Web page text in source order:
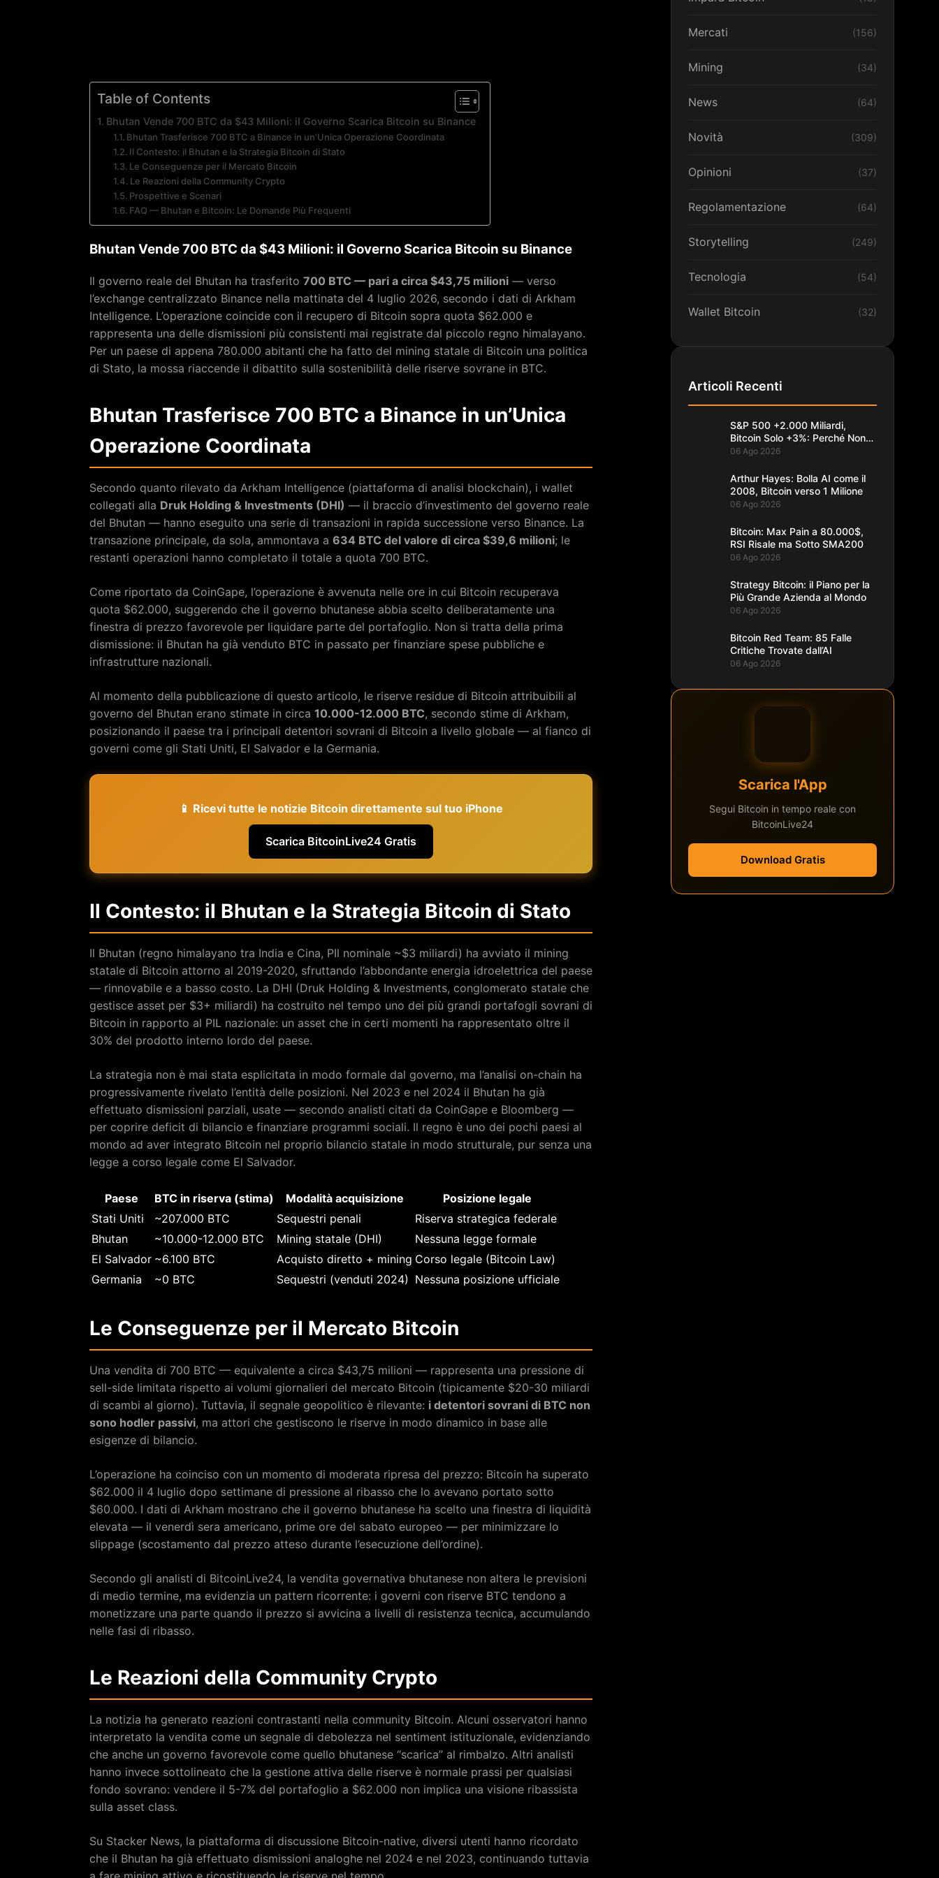
Table of Contents
Bhutan Vende 700 BTC da $43 Milioni: il Governo Scarica Bitcoin su Binance
Bhutan Trasferisce 700 BTC a Binance in un’Unica Operazione Coordinata
Il Contesto: il Bhutan e la Strategia Bitcoin di Stato
Le Conseguenze per il Mercato Bitcoin
Le Reazioni della Community Crypto
Prospettive e Scenari
FAQ — Bhutan e Bitcoin: Le Domande Più Frequenti
Bhutan Vende 700 BTC da $43 Milioni: il Governo Scarica Bitcoin su Binance
Il governo reale del Bhutan ha trasferito 700 BTC — pari a circa $43,75 milioni — verso
l’exchange centralizzato Binance nella mattinata del 4 luglio 2026, secondo i dati di Arkham
Intelligence. L’operazione coincide con il recupero di Bitcoin sopra quota $62.000 e
rappresenta una delle dismissioni più consistenti mai registrate dal piccolo regno himalayano.
Per un paese di appena 780.000 abitanti che ha fatto del mining statale di Bitcoin una politica
di Stato, la mossa riaccende il dibattito sulla sostenibilità delle riserve sovrane in BTC.
Bhutan Trasferisce 700 BTC a Binance in un’Unica
Operazione Coordinata
Secondo quanto rilevato da Arkham Intelligence (piattaforma di analisi blockchain), i wallet
collegati alla Druk Holding & Investments (DHI) — il braccio d’investimento del governo reale
del Bhutan — hanno eseguito una serie di transazioni in rapida successione verso Binance. La
transazione principale, da sola, ammontava a 634 BTC del valore di circa $39,6 milioni; le
restanti operazioni hanno completato il totale a quota 700 BTC.
Come riportato da CoinGape, l’operazione è avvenuta nelle ore in cui Bitcoin recuperava
quota $62.000, suggerendo che il governo bhutanese abbia scelto deliberatamente una
finestra di prezzo favorevole per liquidare parte del portafoglio. Non si tratta della prima
dismissione: il Bhutan ha già venduto BTC in passato per finanziare spese pubbliche e
infrastrutture nazionali.
Al momento della pubblicazione di questo articolo, le riserve residue di Bitcoin attribuibili al
governo del Bhutan erano stimate in circa 10.000-12.000 BTC, secondo stime di Arkham,
posizionando il paese tra i principali detentori sovrani di Bitcoin a livello globale — al fianco di
governi come gli Stati Uniti, El Salvador e la Germania.
📱 Ricevi tutte le notizie Bitcoin direttamente sul tuo iPhone
Scarica BitcoinLive24 Gratis
Il Contesto: il Bhutan e la Strategia Bitcoin di Stato
Il Bhutan (regno himalayano tra India e Cina, PIl nominale ~$3 miliardi) ha avviato il mining
statale di Bitcoin attorno al 2019-2020, sfruttando l’abbondante energia idroelettrica del paese
— rinnovabile e a basso costo. La DHI (Druk Holding & Investments, conglomerato statale che
gestisce asset per $3+ miliardi) ha costruito nel tempo uno dei più grandi portafogli sovrani di
Bitcoin in rapporto al PIL nazionale: un asset che in certi momenti ha rappresentato oltre il
30% del prodotto interno lordo del paese.
La strategia non è mai stata esplicitata in modo formale dal governo, ma l’analisi on-chain ha
progressivamente rivelato l’entità delle posizioni. Nel 2023 e nel 2024 il Bhutan ha già
effettuato dismissioni parziali, usate — secondo analisti citati da CoinGape e Bloomberg —
per coprire deficit di bilancio e finanziare programmi sociali. Il regno è uno dei pochi paesi al
mondo ad aver integrato Bitcoin nel proprio bilancio statale in modo strutturale, pur senza una
legge a corso legale come El Salvador.
Paese BTC in riserva (stima) Modalità acquisizione
Posizione legale
Stati Uniti
~207.000 BTC Sequestri penali
Riserva strategica federale
Bhutan
~10.000-12.000 BTC Mining statale (DHI)
Nessuna legge formale
El Salvador ~6.100 BTC Acquisto diretto + mining Corso legale (Bitcoin Law)
Germania
~0 BTC Sequestri (venduti 2024) Nessuna posizione ufficiale
Le Conseguenze per il Mercato Bitcoin
Una vendita di 700 BTC — equivalente a circa $43,75 milioni — rappresenta una pressione di
sell-side limitata rispetto ai volumi giornalieri del mercato Bitcoin (tipicamente $20-30 miliardi
di scambi al giorno). Tuttavia, il segnale geopolitico è rilevante: i detentori sovrani di BTC non
sono hodler passivi, ma attori che gestiscono le riserve in modo dinamico in base alle
esigenze di bilancio.
L’operazione ha coinciso con un momento di moderata ripresa del prezzo: Bitcoin ha superato
$62.000 il 4 luglio dopo settimane di pressione al ribasso che lo avevano portato sotto
$60.000. I dati di Arkham mostrano che il governo bhutanese ha scelto una finestra di liquidità
elevata — il venerdì sera americano, prime ore del sabato europeo — per minimizzare lo
slippage (scostamento dal prezzo atteso durante l’esecuzione dell’ordine).
Secondo gli analisti di BitcoinLive24, la vendita governativa bhutanese non altera le previsioni
di medio termine, ma evidenzia un pattern ricorrente: i governi con riserve BTC tendono a
monetizzare una parte quando il prezzo si avvicina a livelli di resistenza tecnica, accumulando
nelle fasi di ribasso.
Le Reazioni della Community Crypto
La notizia ha generato reazioni contrastanti nella community Bitcoin. Alcuni osservatori hanno
interpretato la vendita come un segnale di debolezza nel sentiment istituzionale, evidenziando
che anche un governo favorevole come quello bhutanese “scarica” al rimbalzo. Altri analisti
hanno invece sottolineato che la gestione attiva delle riserve è normale prassi per qualsiasi
fondo sovrano: vendere il 5-7% del portafoglio a $62.000 non implica una visione ribassista
sulla asset class.
Su Stacker News, la piattaforma di discussione Bitcoin-native, diversi utenti hanno ricordato
che il Bhutan ha già effettuato dismissioni analoghe nel 2024 e nel 2023, continuando tuttavia
Mercati (156)
Mining (34)
News (64)
Novità (309)
Opinioni (37)
Regolamentazione (64)
Storytelling (249)
Tecnologia (54)
Wallet Bitcoin (32)
Articoli Recenti
S&P 500 +2.000 Miliardi,
Bitcoin Solo +3%: Perché Non
Segue
06 Ago 2026
Arthur Hayes: Bolla AI come il
2008, Bitcoin verso 1 Milione
06 Ago 2026
Bitcoin: Max Pain a 80.000$,
RSI Risale ma Sotto SMA200
06 Ago 2026
Strategy Bitcoin: il Piano per la
Più Grande Azienda al Mondo
06 Ago 2026
Bitcoin Red Team: 85 Falle
Critiche Trovate dall’AI
06 Ago 2026
Scarica l'App
Segui Bitcoin in tempo reale con
BitcoinLive24
Download Gratis